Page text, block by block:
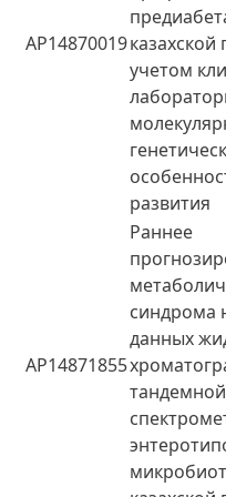
AP14870019казахской
учетом
развития
AP14871855
Раннее
синдрома
данных